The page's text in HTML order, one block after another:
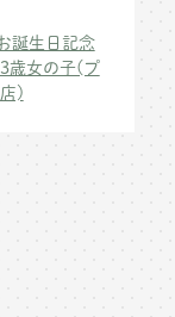
誕生日記念
歳女の子(プ
)